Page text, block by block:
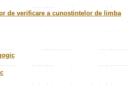
de verificare a cunostintelor de limba